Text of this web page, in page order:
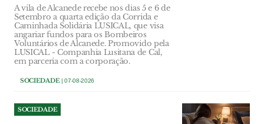
A vila de Alcanede recebe nos dias 5 e 6 de
Setembro a quarta edição da Corrida e
Caminhada Solidária LUSICAL, que visa
angariar fundos para os Bombeiros
Voluntários de Alcanede. Promovido pela
LUSICAL - Companhia Lusitana de Cal,
em parceria com a corporação.
SOCIEDADE| 07-08-2026
SOCIEDADE